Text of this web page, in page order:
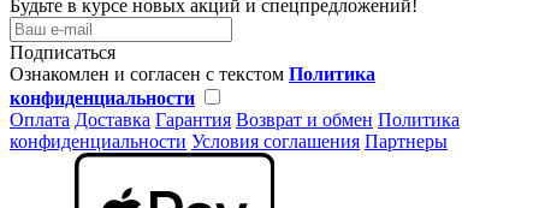
Будьте в курсе новых акций и спецпредложений!
Подписаться
Ознакомлен и согласен с текстом Политика
конфиденциальности
Оплата Доставка Гарантия Возврат и обмен Политика
конфиденциальности Условия соглашения Партнеры